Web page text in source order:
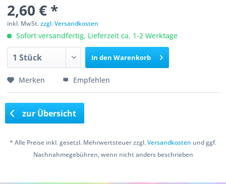
2,60 € *
inkl. MwSt.zzgl. Versandkosten
Sofort versandfertig, Lieferzeit ca. 1-2 Werktage
In den Warenkorb
Merken Empfehlen
zur Übersicht
* Alle Preise inkl. gesetzl. Mehrwertsteuer zzgl.Versandkosten und ggf.
Nachnahmegebühren, wenn nicht anders beschrieben